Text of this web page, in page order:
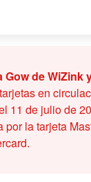
Gow de WiZink
en
11 de julio de
por la tarjeta